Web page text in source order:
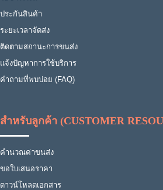
ประกันสินค้า
ระยะเวลาจัดส่ง
ติดตามสถานะการขนส่ง
แจ้งปัญหาการใช้บริการ
คำถามที่พบบ่อย (FAQ)
สำหรับลูกค้า (CUSTOMER
คำนวณค่าขนส่ง
ขอใบเสนอราคา
ดาวน์โหลดเอกสาร